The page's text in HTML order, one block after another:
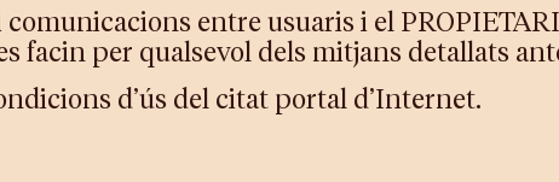
entre usuaris i el
facin per qualsevol dels mitjans detallats
d’ús del citat portal d’Internet.